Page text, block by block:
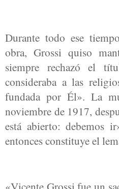
Durante todo ese
obra, Grossi quiso
siempre rechazó el
consideraba a las
fundada por Él». La
noviembre de 1917,
está abierto: debemos
entonces constituye el